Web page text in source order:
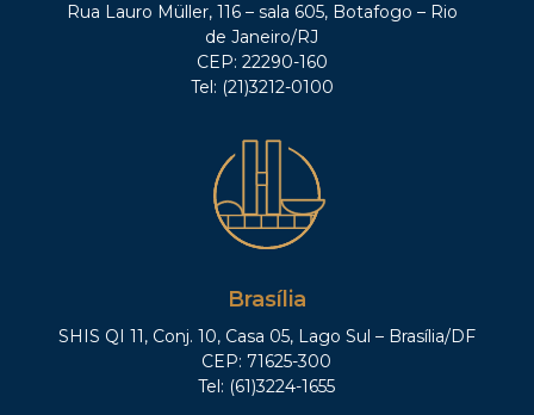
Rua Lauro Müller, 116 – sala 605, Botafogo – Rio
de Janeiro/RJ
CEP: 22290-160
Tel: (21)3212-0100
Brasília
SHIS QI 11, Conj. 10, Casa 05, Lago Sul – Brasília/DF
CEP: 71625-300
Tel: (61)3224-1655